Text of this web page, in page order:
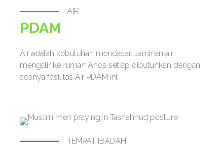
AIR
PDAM
Air adalah kebutuhan mendasar. Jaminan air
mengalir ke rumah Anda setiap dibutuhkan dengan
adanya fasilitas Air PDAM ini.
TEMPAT IBADAH